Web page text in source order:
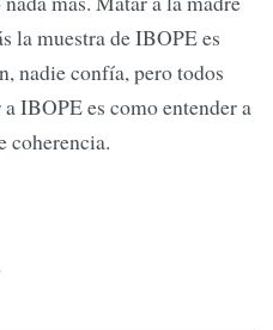
la muestra de IBOPE es
nadie confía, pero todos
IBOPE es como entender a
coherencia.